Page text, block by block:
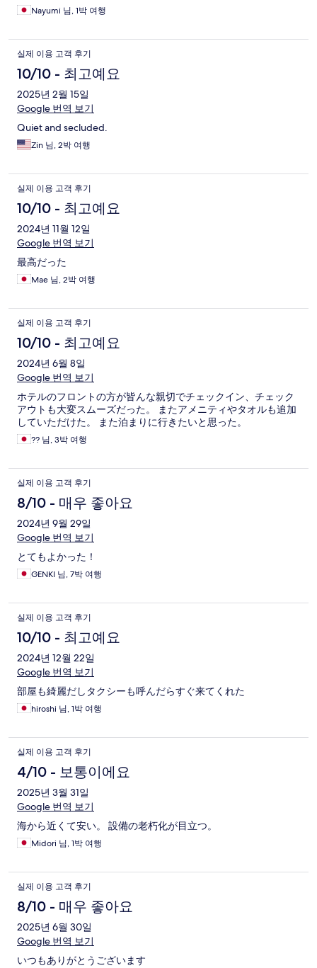
Nayumi 님, 1박 여행
실제 이용 고객 후기
10/10 - 최고예요
2025년 2월 15일
Google 번역 보기
Quiet and secluded.
Zin 님, 2박 여행
실제 이용 고객 후기
10/10 - 최고예요
2024년 11월 12일
Google 번역 보기
最高だった
Mae 님, 2박 여행
실제 이용 고객 후기
10/10 - 최고예요
2024년 6월 8일
Google 번역 보기
ホテルのフロントの方が皆んな親切でチェックイン、チェック
アウトも大変スムーズだった。 またアメニティやタオルも追加
していただけた。 また泊まりに行きたいと思った。
?? 님, 3박 여행
실제 이용 고객 후기
8/10 - 매우 좋아요
2024년 9월 29일
Google 번역 보기
とてもよかった！
GENKI 님, 7박 여행
실제 이용 고객 후기
10/10 - 최고예요
2024년 12월 22일
Google 번역 보기
部屋も綺麗だしタクシーも呼んだらすぐ来てくれた
hiroshi 님, 1박 여행
실제 이용 고객 후기
4/10 - 보통이에요
2025년 3월 31일
Google 번역 보기
海から近くて安い。 設備の老朽化が目立つ。
Midori 님, 1박 여행
실제 이용 고객 후기
8/10 - 매우 좋아요
2025년 6월 30일
Google 번역 보기
いつもありがとうございます